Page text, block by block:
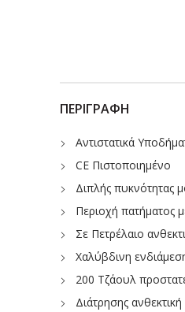
ΠΕΡΙΓΡΑΦΉ
Αντιστατικά
CE Πιστοποιημένο
Διπλής πυκνότητας
Περιοχή πατήματος
Σε Πετρέλαιο
Χαλύβδινη
200 Τζάουλ
Διάτρησης